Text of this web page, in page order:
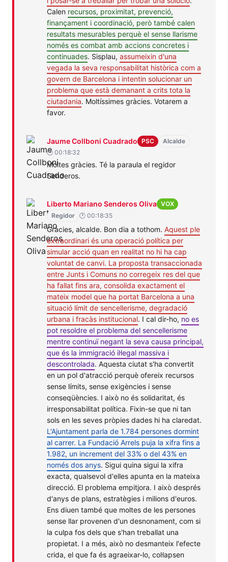
Calen recursos, proximitat, prevenció,
finançament i coordinació, però també calen
resultats mesurables perquè el sense llarisme
només es combat amb accions concretes i
continuades. Sisplau, assumeixin d'una
vegada la seva responsabilitat històrica com a
govern de Barcelona i intentin solucionar un
problema que està demanant a crits tota la
ciutadania. Moltíssimes gràcies. Votarem a
favor.
Jaume
Collboni
Cuadrado
PSC
Assumptes
Socials
HabitatgeJaume Collboni Cuadrado PSC
Alcalde
🕐 00:18:32
Moltes gràcies. Té la paraula el regidor
Senderos.
Liberto
Mariano
Senderos
Oliva
VOX
Assumptes
Socials
HabitatgeLiberto Mariano Senderos Oliva VOX
Regidor 🕐 00:18:35
Gràcies, alcalde. Bon dia a tothom. Aquest ple
extraordinari és una operació política per
simular acció quan en realitat no hi ha cap
voluntat de canvi. La proposta transaccionada
entre Junts i Comuns no corregeix res del que
ha fallat fins ara, consolida exactament el
mateix model que ha portat Barcelona a una
situació límit de sencellerisme, degradació
urbana i fracàs institucional. I cal dir-ho, no es
pot resoldre el problema del sencellerisme
mentre continuï negant la seva causa principal,
que és la immigració il·legal massiva i
descontrolada. Aquesta ciutat s'ha convertit
en un pol d'atracció perquè ofereix recursos
sense límits, sense exigències i sense
conseqüències. I això no és solidaritat, és
irresponsabilitat política. Fixin-se que ni tan
sols en les seves pròpies dades hi ha claredat.
L'Ajuntament parla de 1.784 persones dormint
al carrer. La Fundació Arrels puja la xifra fins a
1.982, un increment del 33% o del 43% en
només dos anys. Sigui quina sigui la xifra
exacta, qualsevol d'elles apunta en la mateixa
direcció. El problema empitjora. I això després
d'anys de plans, estratègies i milions d'euros.
Ens diuen també que moltes de les persones
sense llar provenen d'un desnonament, com si
la culpa fos dels que s'han treballat una
propietat. I a més, això no desmanteix l'efecte
crida, el que fa és agraeixar-lo, col·lapsen